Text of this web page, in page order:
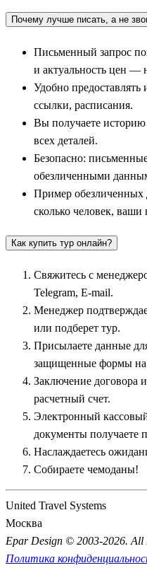
Природные
остров Чеджу
Природа Южной Кореи
весной страна утопает в
гор окрашиваются в
Любителям горных
Канвон
и
. Это главные ворота
составить оптимальный
мимо водопадов и
комфортный подъем на
Квонгымсон.
Уникальные локации
Индивидуальный подход к
включать в маршрут редкие,
уголки южной части
выбирают для визита
современного искусства и
Почему лучше писать, а не
Письменный запрос
и актуальность цен —
Удобно
ссылки, расписания.
Вы получаете
всех деталей.
Безопасно:
обезличенными
Пример обезличенных
сколько человек, ваши
Как купить тур онлайн?
Свяжитесь с
Telegram, E-mail.
Менеджер
или подберет тур.
Присылаете данные
защищенные формы на
Заключение договора
расчетный счет.
Электронный
документы получаете
Наслаждаетесь
Собираете чемоданы!
United Travel Systems
Москва
Epar Design © 2003-2026. All
Политика